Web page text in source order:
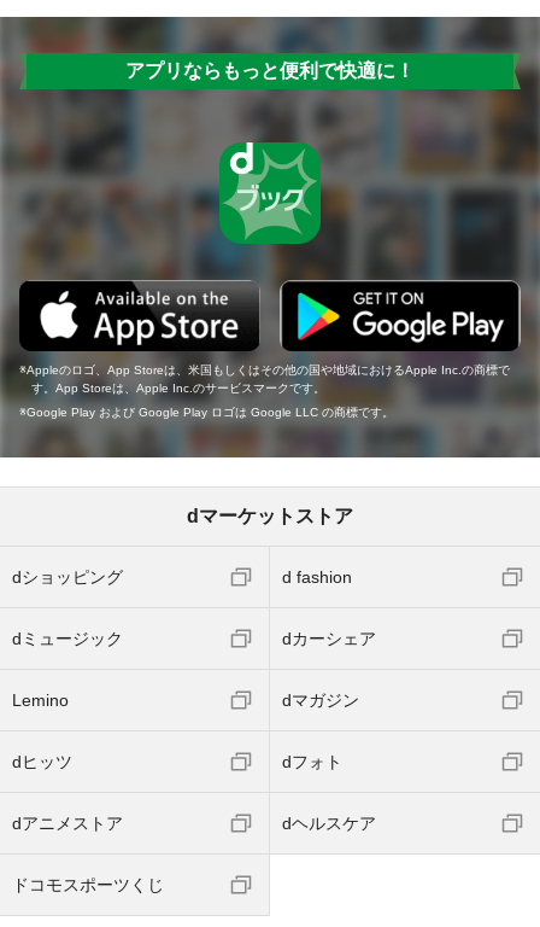
アプリならもっと便利で快適に！
Appleのロゴ、App Storeは、米国もしくはその他の国や地域におけるApple Inc.の商標で
す。App Storeは、Apple Inc.のサービスマークです。
Google Play および Google Play ロゴは Google LLC の商標です。
dマーケットストア
dショッピング d fashion
dミュージック dカーシェア
Lemino dマガジン
dヒッツ dフォト
dアニメストア dヘルスケア
ドコモスポーツくじ